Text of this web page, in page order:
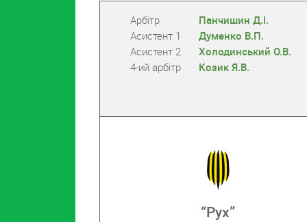
Арбітр
Панчишин Д.І.
Асистент 1
Думенко В.П.
Асистент 2
Холодинський О.В.
4-ий арбітр
Козик Я.В.
“Рух”